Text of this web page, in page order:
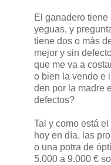
El ganadero
yeguas, y
tiene dos o más
mejor y sin
que me va a
o bien la vendo e
den por la madre
defectos?
Tal y como está
hoy en día, las
o una potra de
5.000 a 9.000 €